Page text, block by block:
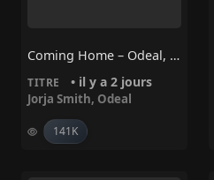
Coming Home – Odeal, Jorja Smith
TITRE • il y a 2 jours
Jorja Smith, Odeal
141K